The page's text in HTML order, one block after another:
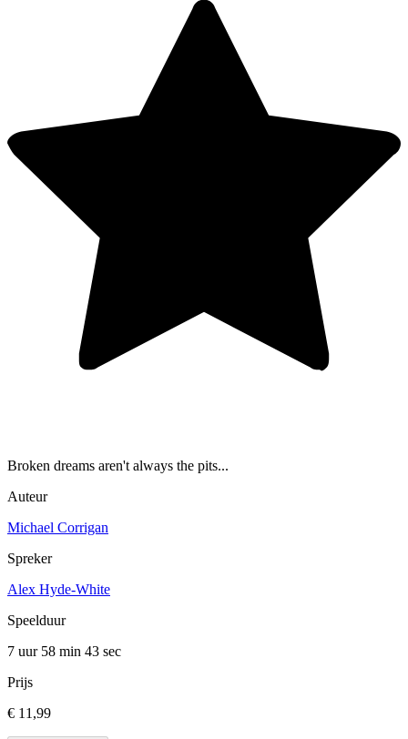
Broken dreams aren't always the pits...
Auteur
Michael Corrigan
Spreker
Alex Hyde-White
Speelduur
7 uur 58 min 43 sec
Prijs
€ 11,99